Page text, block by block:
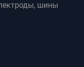
шины